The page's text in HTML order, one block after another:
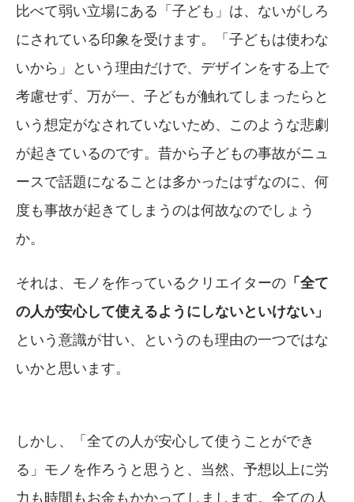
比べて弱い立場にある「子ども」は、ないがしろ
にされている印象を受けます。「子どもは使わな
いから」という理由だけで、デザインをする上で
考慮せず、万が一、子どもが触れてしまったらと
いう想定がなされていないため、このような悲劇
が起きているのです。昔から子どもの事故がニュ
ースで話題になることは多かったはずなのに、何
度も事故が起きてしまうのは何故なのでしょう
か。
それは、モノを作っているクリエイターの 「全て
の人が安心して使えるようにしないといけない」
という意識が甘い、というのも理由の一つではな
いかと思います。
しかし、「全ての人が安心して使うことができ
る」モノを作ろうと思うと、当然、予想以上に労
力も時間もお金もかかってしまします。全ての人